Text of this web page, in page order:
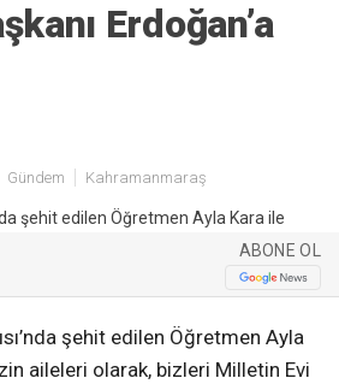
Erdoğan’a
Gündem Kahramanmaraş
ABONE OL
şehit edilen Öğretmen Ayla
aileleri olarak, bizleri Milletin Evi